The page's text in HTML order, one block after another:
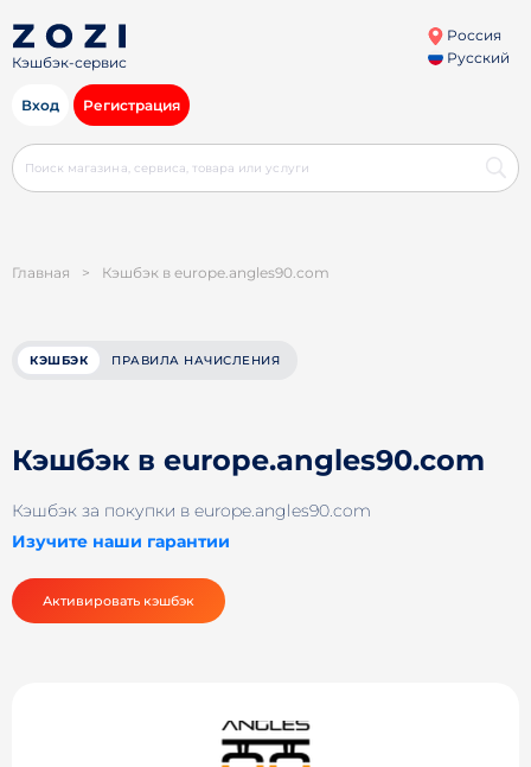
Кэшбэк-сервис
Россия
Русский
Вход Регистрация
Главная > Кэшбэк в europe.angles90.com
КЭШБЭК ПРАВИЛА НАЧИСЛЕНИЯ
Кэшбэк в europe.angles90.com
Кэшбэк за покупки в europe.angles90.com
Изучите наши гарантии
Активировать кэшбэк